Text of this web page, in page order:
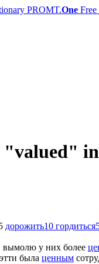
PROMT.One
"valued"
дорожить10 гордиться
у них более
была ценным